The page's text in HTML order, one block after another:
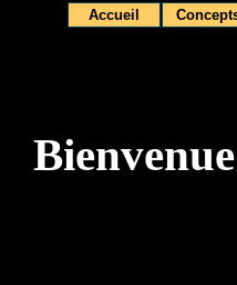
Accueil